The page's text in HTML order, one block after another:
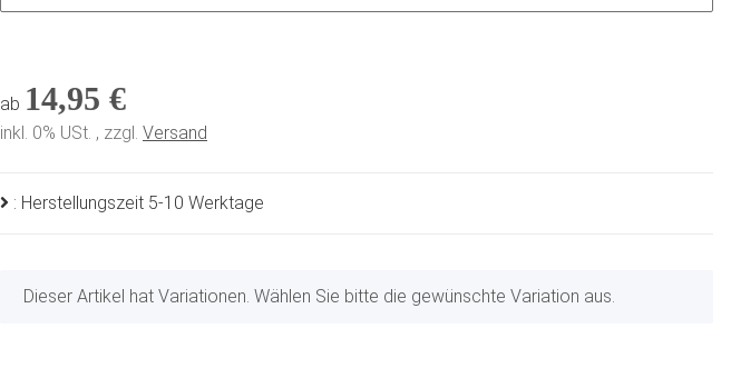
ab 14,95 €
inkl. 0% USt. , zzgl. Versand
: Herstellungszeit 5-10 Werktage
x
Dieser Artikel hat Variationen. Wählen Sie bitte die gewünschte Variation aus.